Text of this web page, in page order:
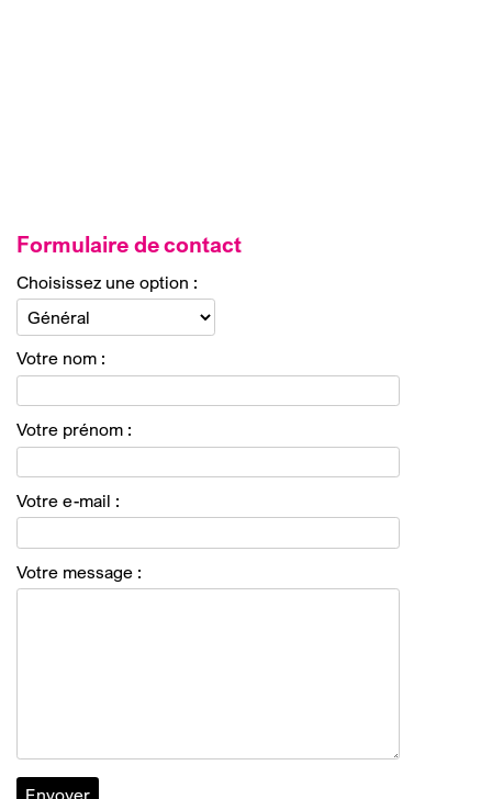
Formulaire de contact
Choisissez une option :
Votre nom :
Votre prénom :
Votre e-mail :
Votre message :